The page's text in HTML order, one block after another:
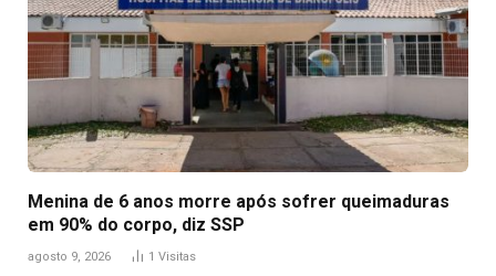
Menina de 6 anos morre após sofrer queimaduras
em 90% do corpo, diz SSP
agosto 9, 2026 1 Visitas